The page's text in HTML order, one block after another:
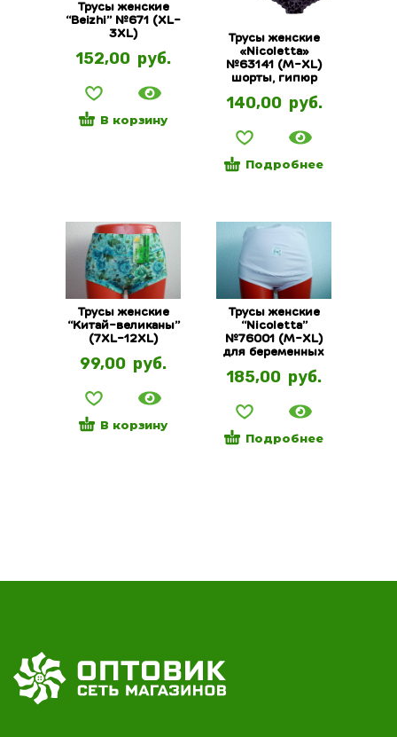
Трусы женские
“Beizhi” №671 (XL-
3XL)
152,00 руб.
В корзину
Трусы женские
«Nicoletta»
№63141 (M-XL)
шорты, гипюр
140,00 руб.
Подробнее
Трусы женские
“Китай-великаны”
(7XL-12XL)
99,00 руб.
В корзину
Трусы женские
“Nicoletta”
№76001 (M-XL)
для беременных
185,00 руб.
Подробнее